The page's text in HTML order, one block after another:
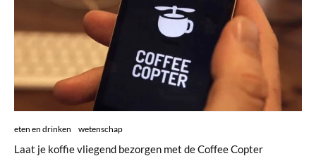
eten en drinken wetenschap
Laat je koffie vliegend bezorgen met de Coffee Copter